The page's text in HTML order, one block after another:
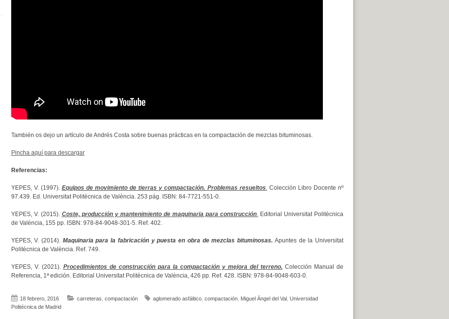
También os dejo un artículo de Andrés Costa sobre buenas prácticas en la compactación de mezclas bituminosas.
Pincha aquí para descargar
Referencias:
YEPES, V. (1997). Equipos de movimiento de tierras y compactación. Problemas resueltos. Colección Libro Docente nº
97.439. Ed. Universitat Politècnica de València. 253 pág. ISBN: 84-7721-551-0.
YEPES, V. (2015). Coste, producción y mantenimiento de maquinaria para construcción.Editorial Universitat Politècnica
de València, 155 pp. ISBN: 978-84-9048-301-5. Ref. 402.
YEPES, V. (2014). Maquinaria para la fabricación y puesta en obra de mezclas bituminosas. Apuntes de la Universitat
Politècnica de València. Ref. 749.
YEPES, V. (2021). Procedimientos de construcción para la compactación y mejora del terreno.Colección Manual de
Referencia, 1ª edición. Editorial Universitat Politècnica de València, 426 pp. Ref. 428. ISBN: 978-84-9048-603-0.
18 febrero, 2016 carreteras compactación aglomerado asfáltico, compactación, Miguel Ángel del Val
Universidad
Politécnica de Madrid